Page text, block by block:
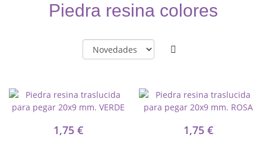
Piedra resina colores
1,75 € 1,75 €